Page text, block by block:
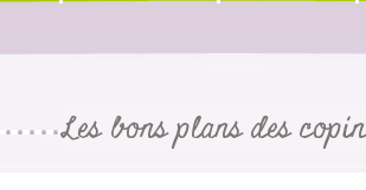
Les bons plans des